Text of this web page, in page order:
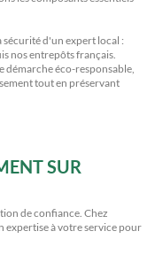
sécurité d'un expert local :
nos entrepôts français.
éco-responsable,
tout en préservant
SUR
de confiance. Chez
expertise à votre service pour